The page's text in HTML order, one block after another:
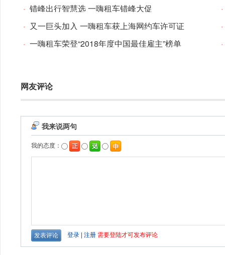
· 错峰出行智慧选 一嗨租车错峰大促
· 又一巨头加入 一嗨租车获上海网约车许可证
· 一嗨租车荣登“2018年度中国最佳雇主”榜单
·
·
·
网友评论